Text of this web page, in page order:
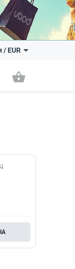
/ EUR
shopping_basket